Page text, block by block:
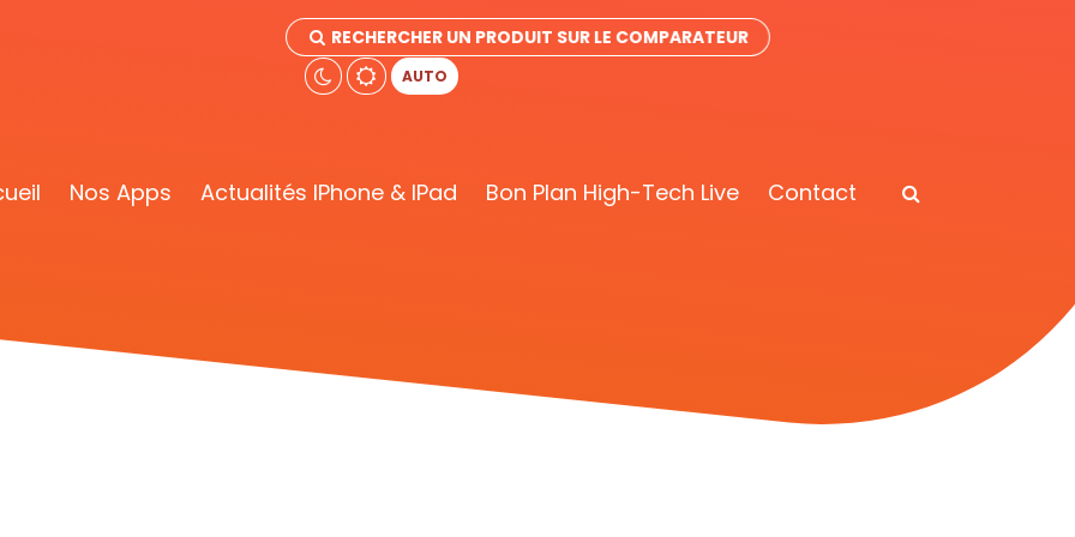
RECHERCHER UN PRODUIT SUR LE COMPARATEUR
AUTO
Nos Apps Actualités IPhone & IPad Bon Plan High-Tech Live Contact